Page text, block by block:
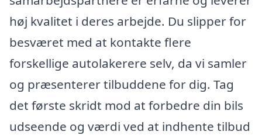
høj kvalitet i deres arbejde. Du slipper for
besværet med at kontakte flere
forskellige autolakerere selv, da vi samler
og præsenterer tilbuddene for dig. Tag
det første skridt mod at forbedre din bils
udseende og værdi ved at indhente tilbud